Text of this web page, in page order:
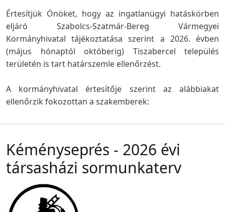
Értesítjük Önöket, hogy az ingatlanügyi hatáskörben
eljáró Szabolcs-Szatmár-Bereg Vármegyei
Kormányhivatal tájékoztatása szerint a 2026. évben
(május hónaptól októberig) Tiszabercel település
területén is tart határszemle ellenőrzést.
A kormányhivatal értesítője szerint az alábbiakat
ellenőrzik fokozottan a szakemberek:
Kéményseprés - 2026 évi
társasházi sormunkaterv